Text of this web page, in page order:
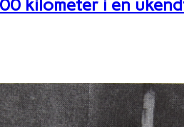
kilometer i en